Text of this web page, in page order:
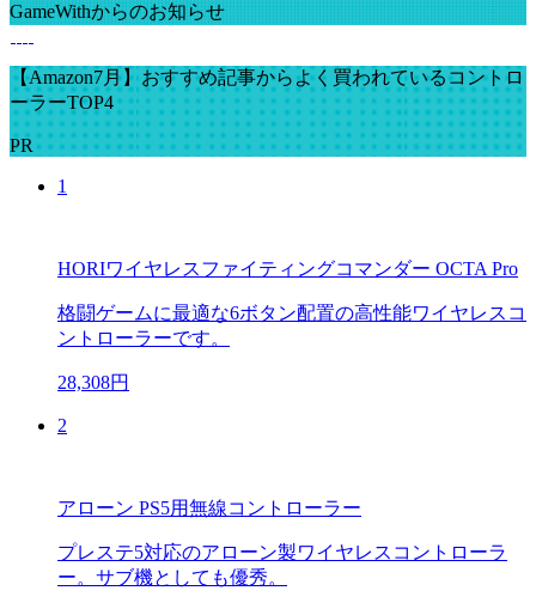
GameWithからのお知らせ
【Amazon7月】おすすめ記事からよく買われているコントロ
ーラーTOP4
PR
1
HORIワイヤレスファイティングコマンダー OCTA Pro
格闘ゲームに最適な6ボタン配置の高性能ワイヤレスコ
ントローラーです。
28,308円
2
アローン PS5用無線コントローラー
プレステ5対応のアローン製ワイヤレスコントローラ
ー。サブ機としても優秀。